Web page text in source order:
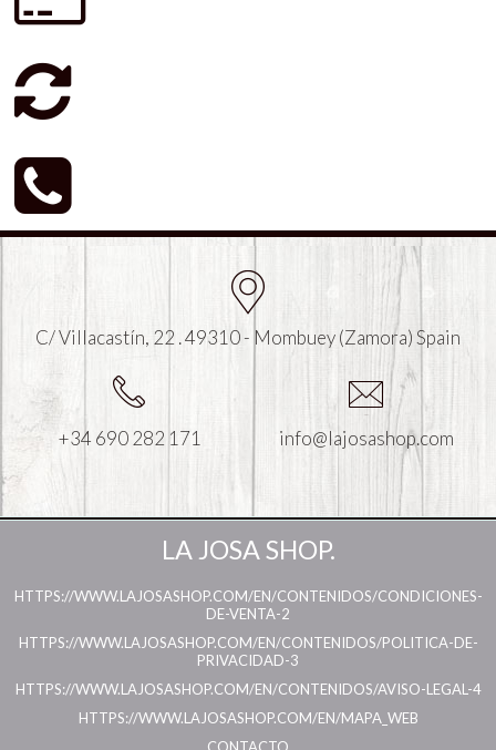
C/ Villacastín, 22 . 49310 - Mombuey (Zamora) Spain
+34 690 282 171 info@lajosashop.com
LA JOSA SHOP.
HTTPS://WWW.LAJOSASHOP.COM/EN/CONTENIDOS/CONDICIONES-
DE-VENTA-2
HTTPS://WWW.LAJOSASHOP.COM/EN/CONTENIDOS/POLITICA-DE-
PRIVACIDAD-3
HTTPS://WWW.LAJOSASHOP.COM/EN/CONTENIDOS/AVISO-LEGAL-4
HTTPS://WWW.LAJOSASHOP.COM/EN/MAPA_WEB